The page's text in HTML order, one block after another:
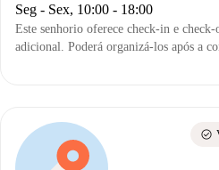
Seg - Sex, 10:00 - 18:00
Este senhorio oferece check-in e
adicional. Poderá organizá-los após a
check_circle